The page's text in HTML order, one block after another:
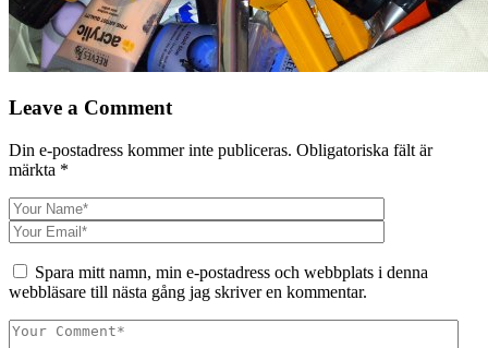
Leave a Comment
Din e-postadress kommer inte publiceras. Obligatoriska fält är
märkta *
Spara mitt namn, min e-postadress och webbplats i denna
webbläsare till nästa gång jag skriver en kommentar.